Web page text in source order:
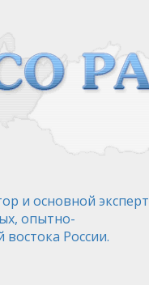
и основной эксперт
опытно-
России.